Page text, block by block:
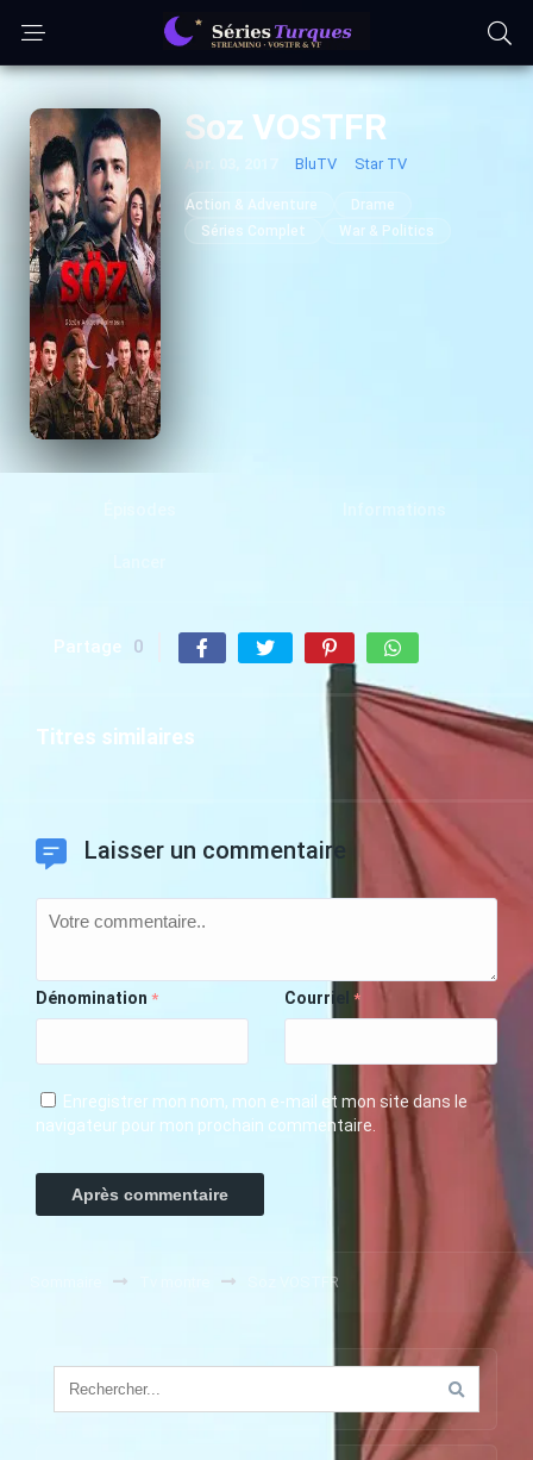
Soz VOSTFR
BluTV Star TV
Action & Adventure
Drame
Séries Complet
War & Politics
Partage 0
Titres similaires
Laisser un commentaire
Dénomination * Courriel *
Enregistrer mon nom, mon e-mail et mon site dans le
navigateur pour mon prochain commentaire.
Soz VOSTFR